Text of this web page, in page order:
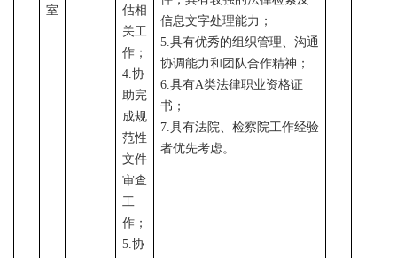
室
估相
关工
作；
4.协
助完
成规
范性
文件
审查
工
作；
5.协
信息文字处理能力；
5.具有优秀的组织管理、沟通
协调能力和团队合作精神；
6.具有A类法律职业资格证
书；
7.具有法院、检察院工作经验
者优先考虑。